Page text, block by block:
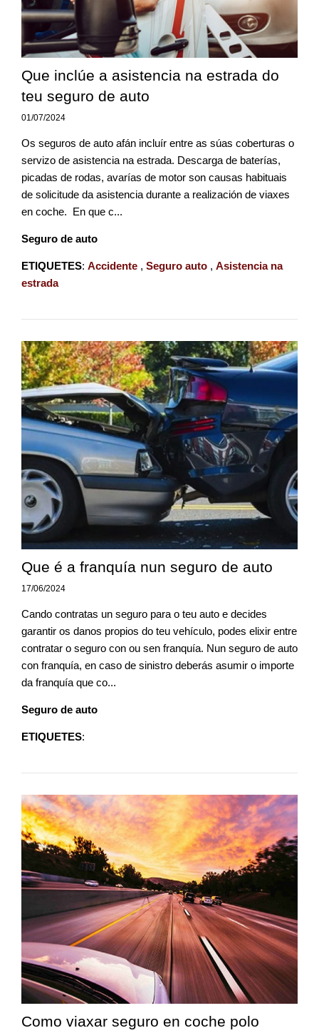
Que inclúe a asistencia na estrada do
teu seguro de auto
01/07/2024
Os seguros de auto afán incluír entre as súas coberturas o
servizo de asistencia na estrada. Descarga de baterías,
picadas de rodas, avarías de motor son causas habituais
de solicitude da asistencia durante a realización de viaxes
en coche. En que c...
Seguro de auto
ETIQUETES: Accidente , Seguro auto , Asistencia na
estrada
Que é a franquía nun seguro de auto
17/06/2024
Cando contratas un seguro para o teu auto e decides
garantir os danos propios do teu vehículo, podes elixir entre
contratar o seguro con ou sen franquía. Nun seguro de auto
con franquía, en caso de sinistro deberás asumir o importe
da franquía que co...
Seguro de auto
ETIQUETES:
Como viaxar seguro en coche polo